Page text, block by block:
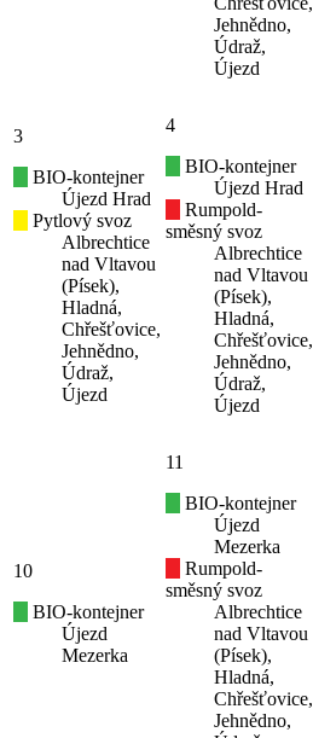
Jehnědno,
Údraž,
Újezd
3
BIO-kontejner
Újezd Hrad
Pytlový svoz
Albrechtice
nad Vltavou
(Písek),
Hladná,
Chřešťovice,
Jehnědno,
Údraž,
Újezd
4
BIO-kontejner
Újezd Hrad
Rumpold-
směsný svoz
Albrechtice
nad Vltavou
(Písek),
Hladná,
Chřešťovice,
Jehnědno,
Údraž,
Újezd
10
BIO-kontejner
Újezd
Mezerka
11
BIO-kontejner
Újezd
Mezerka
Rumpold-
směsný svoz
Albrechtice
nad Vltavou
(Písek),
Hladná,
Chřešťovice,
Jehnědno,